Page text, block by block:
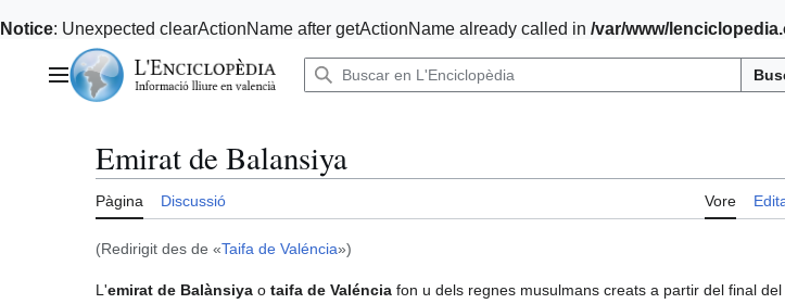
Notice: Unexpected clearActionName after getActionName already called in /var/www/
contingutMenú principal
Emirat de Balansiya
Pàgina Discussió Vore
(Redirigit des de «Taifa de Valéncia»)
L'emirat de Balànsiya o taifa de Valéncia fon u dels regnes musulmans creats a partir del final del